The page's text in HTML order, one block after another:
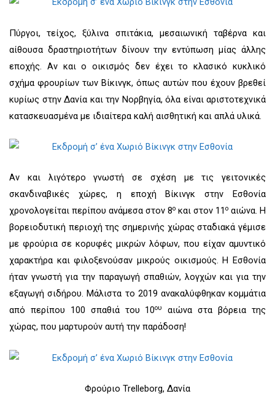
Πύργοι, τείχος, ξύλινα σπιτάκια, μεσαιωνική ταβέρνα και
αίθουσα δραστηριοτήτων δίνουν την εντύπωση μίας άλλης
εποχής. Αν και ο οικισμός δεν έχει το κλασικό κυκλικό
σχήμα φρουρίων των Βίκινγκ, όπως αυτών που έχουν βρεθεί
κυρίως στην Δανία και την Νορβηγία, όλα είναι αριστοτεχνικά
κατασκευασμένα με ιδιαίτερα καλή αισθητική και απλά υλικά.
Αν και λιγότερο γνωστή σε σχέση με τις γειτονικές
σκανδιναβικές χώρες, η εποχή Βίκινγκ στην Εσθονία
χρονολογείται περίπου ανάμεσα στον 8ο και στον 11 ο αιώνα. Η
βορειοδυτική περιοχή της σημερινής χώρας σταδιακά γέμισε
με φρούρια σε κορυφές μικρών λόφων, που είχαν αμυντικό
χαρακτήρα και φιλοξενούσαν μικρούς οικισμούς. Η Εσθονία
ήταν γνωστή για την παραγωγή σπαθιών, λογχών και για την
εξαγωγή σιδήρου. Μάλιστα το 2019 ανακαλύφθηκαν κομμάτια
από περίπου 100 σπαθιά του 10ου
αιώνα στα βόρεια της
χώρας, που μαρτυρούν αυτή την παράδοση!
Φρούριο Trelleborg, Δανία